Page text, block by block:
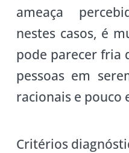
ameaça
nestes casos, é
pode parecer fria
pessoas em
racionais e pouco
Critérios